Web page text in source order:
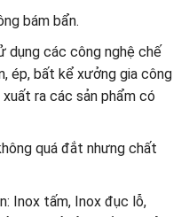
bám bẩn.
dụng các công nghệ chế
ép, bất kể xưởng gia công
ra các sản phẩm có
quá đắt nhưng chất
Inox tấm, Inox đục lỗ,